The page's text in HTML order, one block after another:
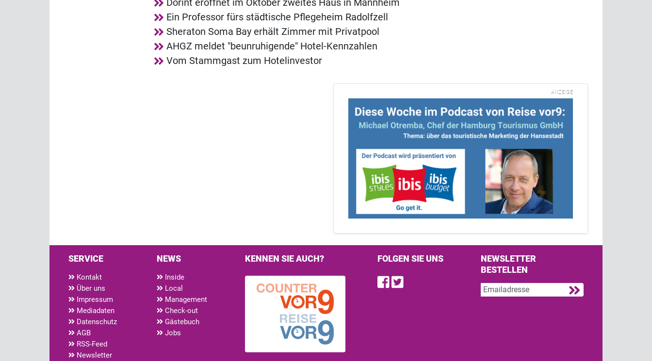
Dorint eröffnet im Oktober zweites Haus in Mannheim
Ein Professor fürs städtische Pflegeheim Radolfzell
Sheraton Soma Bay erhält Zimmer mit Privatpool
AHGZ meldet "beunruhigende" Hotel-Kennzahlen
Vom Stammgast zum Hotelinvestor
ANZEIGE
SERVICE
Kontakt
Über uns
Impressum
Mediadaten
Datenschutz
AGB
RSS-Feed
Newsletter
NEWS
Inside
Local
Management
Check-out
Gästebuch
Jobs
KENNEN SIE AUCH? FOLGEN SIE UNS
Find us on Facebook
Follow us on Twitter
NEWSLETTER
BESTELLEN